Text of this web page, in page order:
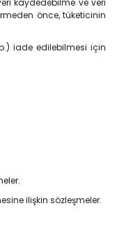
önce, tüketicinin
iade edilebilmesi için
ilişkin sözleşmeler.